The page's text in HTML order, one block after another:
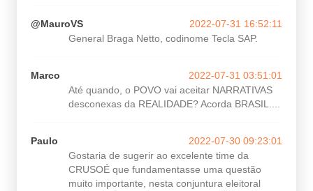
@MauroVS
2022-07-31 16:52:11
General Braga Netto, codinome Tecla SAP.
Marco
2022-07-31 03:51:01
Até quando, o POVO vai aceitar NARRATIVAS
desconexas da REALIDADE? Acorda BRASIL....
Paulo
2022-07-30 09:23:01
Gostaria de sugerir ao excelente time da
CRUSOÉ que fundamentasse uma questão
muito importante, nesta conjuntura eleitoral